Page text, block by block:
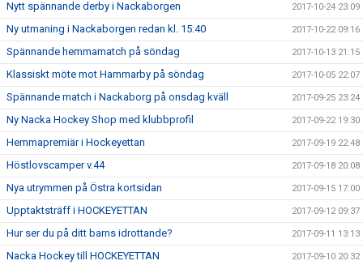
Nytt spännande derby i Nackaborgen 2017-10-24 23:09
Ny utmaning i Nackaborgen redan kl. 15:40 2017-10-22 09:16
Spännande hemmamatch på söndag 2017-10-13 21:15
Klassiskt möte mot Hammarby på söndag 2017-10-05 22:07
Spännande match i Nackaborg på onsdag kväll 2017-09-25 23:24
Ny Nacka Hockey Shop med klubbprofil 2017-09-22 19:30
Hemmapremiär i Hockeyettan 2017-09-19 22:48
Höstlovscamper v.44 2017-09-18 20:08
Nya utrymmen på Östra kortsidan 2017-09-15 17:00
Upptaktsträff i HOCKEYETTAN 2017-09-12 09:37
Hur ser du på ditt barns idrottande? 2017-09-11 13:13
Nacka Hockey till HOCKEYETTAN 2017-09-10 20:32